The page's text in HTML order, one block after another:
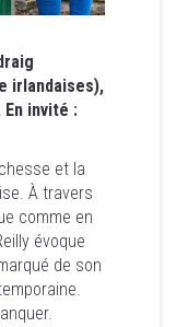
irlandaises),
En invité :
et la
À travers
comme en
évoque
de son